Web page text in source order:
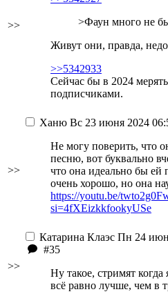
>>
>Фаун много не
Живут они, правда,
>>5342933
Сейчас бы в 2024
подписчиками.
>>
Ханю Вс 23 июня 2024
Не могу поверить, что
песню, вот буквально
что она идеально бы ей
очень хорошо, но она
https://youtu.be/
si=4fXEizkkfookyUSe
>>
Катарина Клаэс Пн 24
#35
Ну такое, стримят
всё равно лучше, чем в